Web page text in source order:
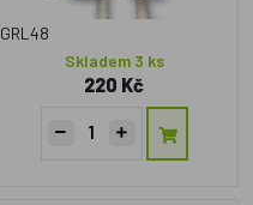
GRL48
Skladem 3 ks
220 Kč